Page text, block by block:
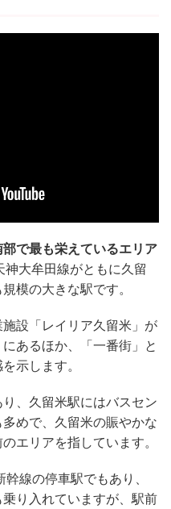
で最も栄えているエリア
大牟田線がともに久留
模の大きな駅です。
設「レイリア久留米」が
あるほか、「一番街」と
示します。
、久留米駅にはバスセン
めで、久留米の賑やかな
エリアを指しています。
幹線の停車駅でもあり、
り入れていますが、駅前